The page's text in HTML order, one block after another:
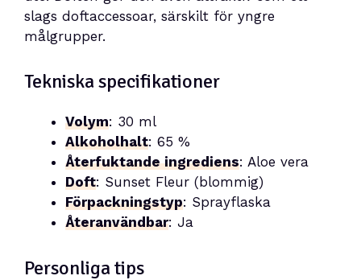
slags doftaccessoar, särskilt för yngre
målgrupper.
Tekniska specifikationer
Volym: 30 ml
Alkoholhalt: 65 %
Återfuktande ingrediens: Aloe vera
Doft: Sunset Fleur (blommig)
Förpackningstyp: Sprayflaska
Återanvändbar: Ja
Personliga tips